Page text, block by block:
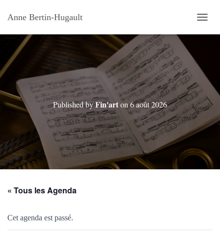
Anne Bertin-Hugault
Published byFin'arton6 août 2026
« Tous les Agenda
Cet agenda est passé.